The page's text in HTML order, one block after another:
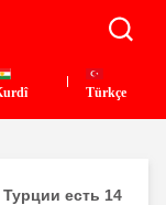
Türkçe
есть 14